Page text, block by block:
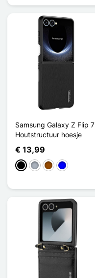
Samsung Galaxy Z Flip 7
Houtstructuur hoesje
€ 13,99
ZwartGrijsBruinBlauw